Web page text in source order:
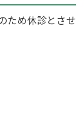
ため休診とさせ